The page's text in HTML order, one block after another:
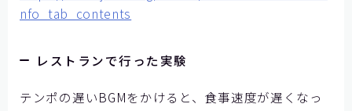
nfo_tab_contents
レストランで行った実験
テンポの遅いBGMをかけると、食事速度が遅くなっ